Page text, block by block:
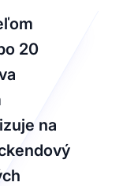
20
na